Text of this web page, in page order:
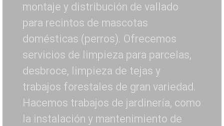
montaje y distribución de vallado
para recintos de mascotas
domésticas (perros). Ofrecemos
servicios de limpieza para parcelas,
desbroce, limpieza de tejas y
trabajos forestales de gran variedad.
Hacemos trabajos de jardinería, como
la instalación y mantenimiento de